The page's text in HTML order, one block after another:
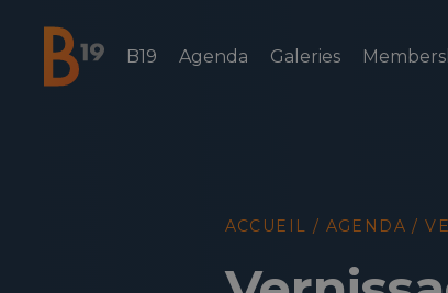
National Business Club & Networking
B19 Agenda Galeries
ACCUEIL / AGENDA /